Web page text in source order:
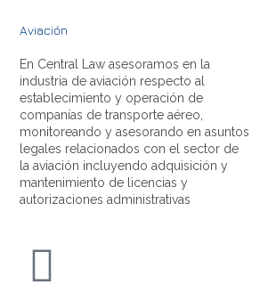
Aviación
En Central Law asesoramos en la
industria de aviación respecto al
establecimiento y operación de
companías de transporte aéreo,
monitoreando y asesorando en asuntos
legales relacionados con el sector de
la aviación incluyendo adquisición y
mantenimiento de licencias y
autorizaciones administrativas